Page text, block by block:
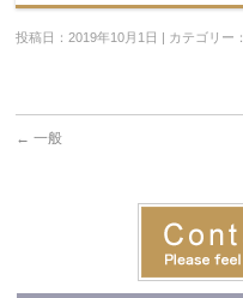
投稿日：2019年10月1日 | カテゴリー：
← 一般